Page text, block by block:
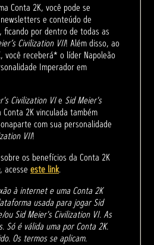
Conta 2K, você pode se
e conteúdo de
ficando por dentro de todas as
Civilization VII! Além disso, ao
você receberá* o líder Napoleão
Imperador em
Civilization VIe Sid Meier's
2K vinculada também
com sua personalidade
VII!
os benefícios da Conta 2K
, acesse este link.
à internet e uma Conta 2K
usada para jogar Sid
Sid Meier's Civilization VI. As
Só é válida uma por Conta 2K.
Os termos se aplicam.